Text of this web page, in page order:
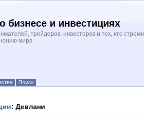
бизнесе и инвестициях
трейдеров, инвесторов и тех, кто
мира
Поиск
: Девлани